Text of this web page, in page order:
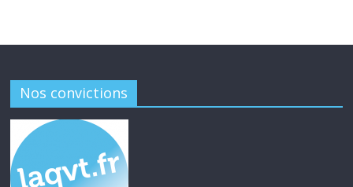
Nos convictions